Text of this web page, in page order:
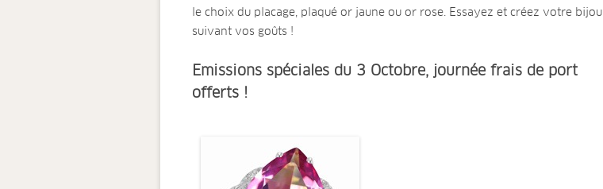
le choix du placage, plaqué or jaune ou or rose. Essayez et créez votre bijou
suivant vos goûts !
Emissions spéciales du 3 Octobre, journée frais de port
offerts !